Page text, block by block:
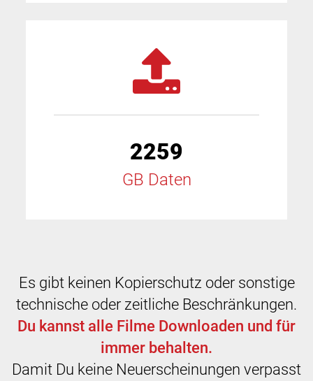
2259
GB Daten
Es gibt keinen Kopierschutz oder sonstige
technische oder zeitliche Beschränkungen.
Du kannst alle Filme Downloaden und für
immer behalten.
Damit Du keine Neuerscheinungen verpasst